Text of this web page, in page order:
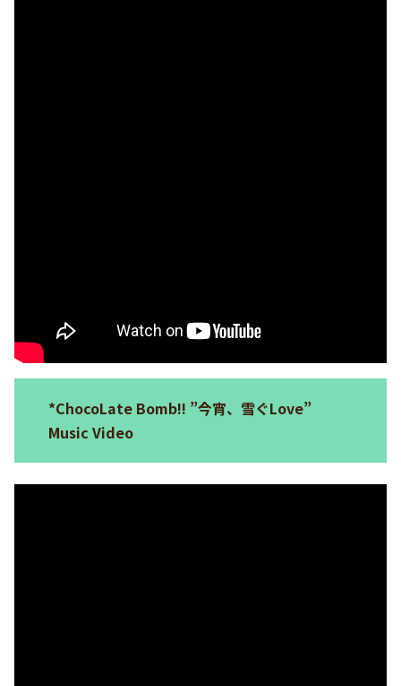
*ChocoLate Bomb!! ”今宵、雪ぐLove”
Music Video